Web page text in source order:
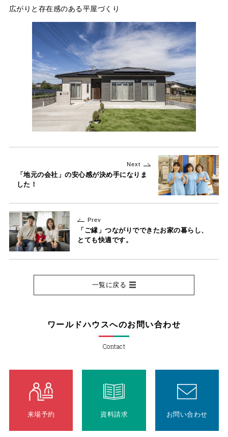
広がりと存在感のある平屋づくり
Prev
「ご縁」つながりでできたお家の暮らし、
とても快適です。
一覧に戻る
Next
「地元の会社」の安心感が決め手になりま
した！
ワールドハウスへのお問い合わせ
Contact
来場予約 資料請求 お問い合わせ